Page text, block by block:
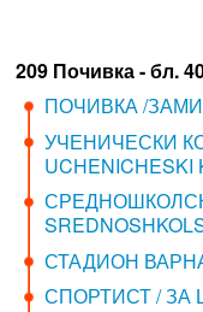
209 Почивка - бл.
ПОЧИВКА /
УЧЕНИЧЕСКИ
UCHENICHESKI
СТАДИОН ВАРНА
СПОРТИСТ / ЗА